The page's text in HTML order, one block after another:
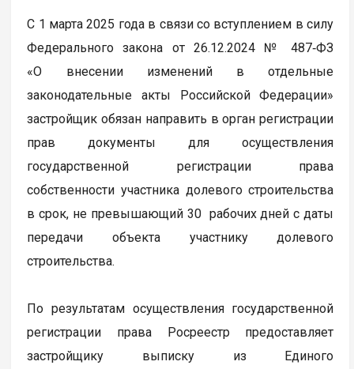
С 1 марта 2025 года в связи со вступлением в силу
Федерального закона от 26.12.2024 № 487‑ФЗ
«О внесении изменений в отдельные
законодательные акты Российской Федерации»
застройщик обязан направить в орган регистрации
прав документы для осуществления
государственной регистрации права
собственности участника долевого строительства
в срок, не превышающий 30 рабочих дней с даты
передачи объекта участнику долевого
строительства.
По результатам осуществления государственной
регистрации права Росреестр предоставляет
застройщику выписку из Единого